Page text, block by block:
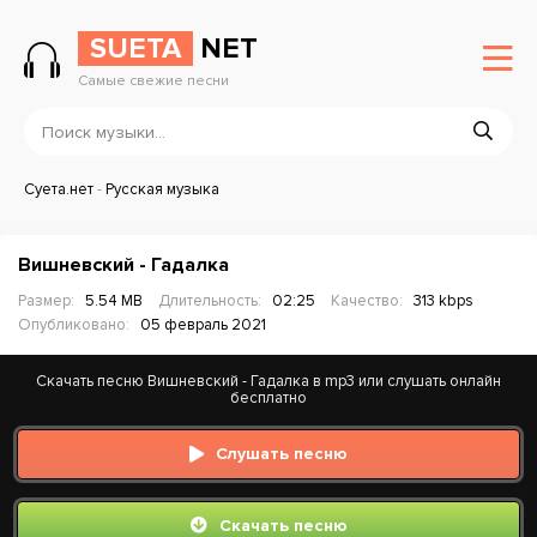
SUETA NET
Самые свежие песни
Суета.нет-Русская музыка
Вишневский - Гадалка
Размер: 5.54 MB Длительность: 02:25 Качество:
313 kbps
Опубликовано:
05 февраль 2021
Скачать песню Вишневский - Гадалка в mp3 или слушать онлайн
бесплатно
Слушать песню
Скачать песню